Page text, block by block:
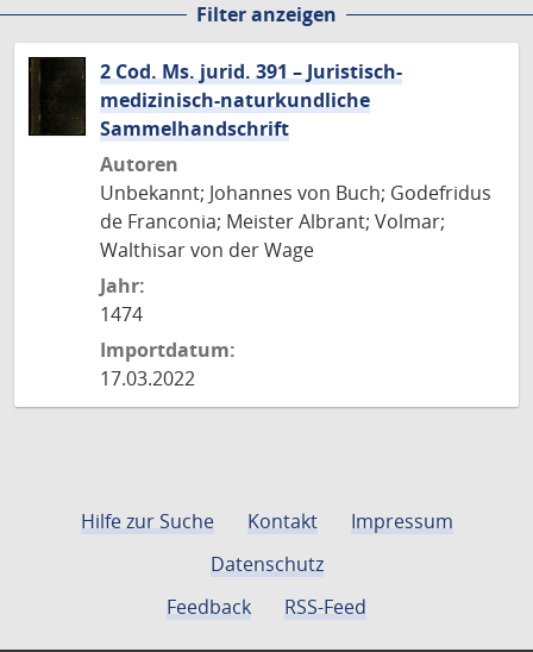
Filter anzeigen
2 Cod. Ms. jurid. 391 – Juristisch-
medizinisch-naturkundliche
Sammelhandschrift
Autoren
Unbekannt; Johannes von Buch; Godefridus
de Franconia; Meister Albrant; Volmar;
Walthisar von der Wage
Jahr:
1474
Importdatum:
17.03.2022
Hilfe zur Suche Kontakt
Impressum
Datenschutz
Feedback
RSS-Feed